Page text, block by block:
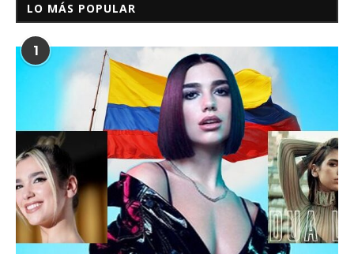
LO MÁS POPULAR
1